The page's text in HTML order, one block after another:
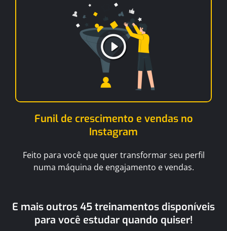
Funil de crescimento e vendas no
Instagram
Feito para você que quer transformar seu perfil
numa máquina de engajamento e vendas.
E mais outros 45 treinamentos disponíveis
para você estudar quando quiser!